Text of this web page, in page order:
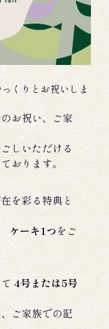
くりとお祝いしま
お祝い、ご家
しいただける
おります。
を彩る特典と
ケーキ1つをご
4号または5号
ご家族での記